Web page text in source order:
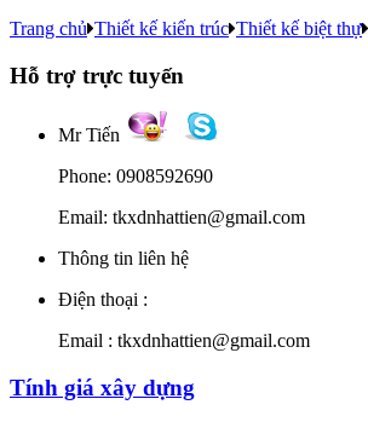
Trang chủ Thiết kế kiến trúc Thiết kế biệt thự
Hỗ trợ trực tuyến
Mr Tiến
Phone: 0908592690
Email: tkxdnhattien@gmail.com
Thông tin liên hệ
Điện thoại :
Email : tkxdnhattien@gmail.com
Tính giá xây dựng